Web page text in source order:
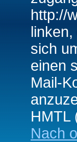
http://
sich
einen
Mail-
HMTL
Nach